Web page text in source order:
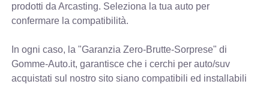
prodotti da Arcasting. Seleziona la tua auto per
confermare la compatibilità.
In ogni caso, la "Garanzia Zero-Brutte-Sorprese" di
Gomme-Auto.it, garantisce che i cerchi per auto/suv
acquistati sul nostro sito siano compatibili ed installabili